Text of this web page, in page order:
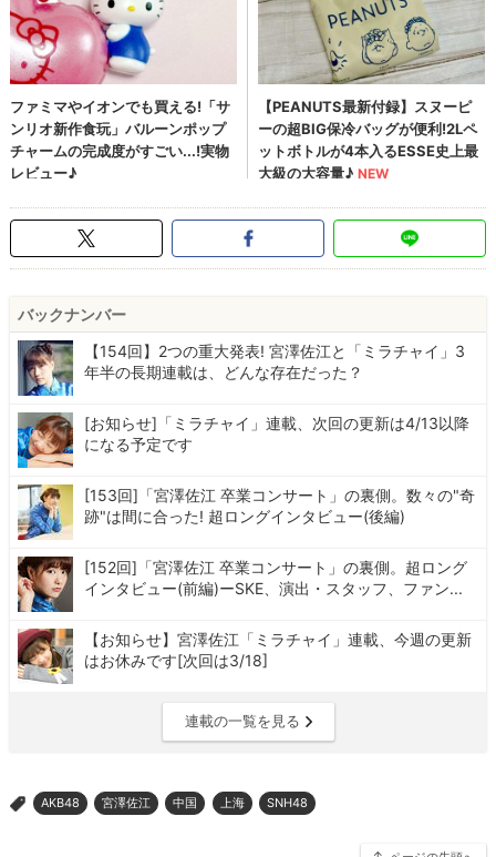
バックナンバー
【154回】2つの重大発表! 宮澤佐江と「ミラチャイ」3
年半の長期連載は、どんな存在だった？
[お知らせ]「ミラチャイ」連載、次回の更新は4/13以降
になる予定です
[153回]「宮澤佐江 卒業コンサート」の裏側。数々の"奇
跡"は間に合った! 超ロングインタビュー(後編)
[152回]「宮澤佐江 卒業コンサート」の裏側。超ロング
インタビュー(前編)ーSKE、演出・スタッフ、ファン...
【お知らせ】宮澤佐江「ミラチャイ」連載、今週の更新
はお休みです[次回は3/18]
連載の一覧を見る
> AKB48 宮澤佐江 中国 上海 SNH48